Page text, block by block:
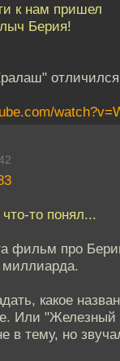
к нам пришел
Берия!
то понял...
фильм про
какое
Или "Железный
в тему, но